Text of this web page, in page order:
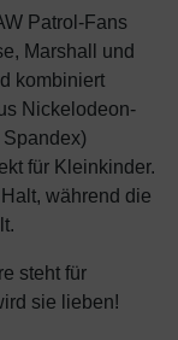
Patrol-Fans
Marshall und
kombiniert
Nickelodeon-
für Kleinkinder.
während die
steht für
sie lieben!